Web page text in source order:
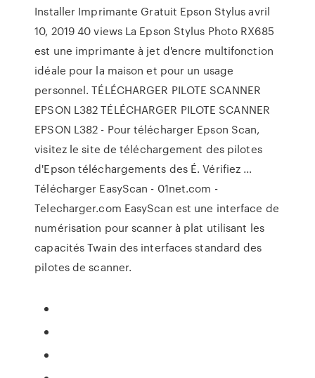
Installer Imprimante Gratuit Epson Stylus avril
10, 2019 40 views La Epson Stylus Photo RX685
est une imprimante à jet d'encre multifonction
idéale pour la maison et pour un usage
personnel. TÉLÉCHARGER PILOTE SCANNER
EPSON L382 TÉLÉCHARGER PILOTE SCANNER
EPSON L382 - Pour télécharger Epson Scan,
visitez le site de téléchargement des pilotes
d'Epson téléchargements des É. Vérifiez ...
Télécharger EasyScan - 01net.com -
Telecharger.com EasyScan est une interface de
numérisation pour scanner à plat utilisant les
capacités Twain des interfaces standard des
pilotes de scanner.